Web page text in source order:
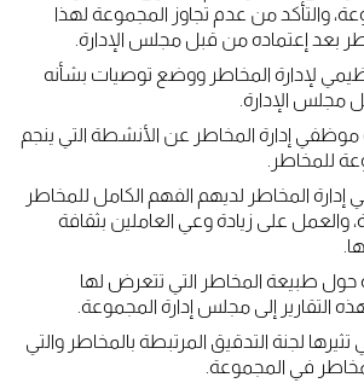
والتأكد من عدم تجاوز المجموعة لهذا
بعد إعتماده من قبل مجلس الإدارة.
لإدارة المخاطر ووضع توصيات بشأنه
مجلس الإدارة.
موظفي إدارة المخاطر عن الأنشطة التي ينجم
للمخاطر.
المخاطر لديهم الفهم الكامل للمخاطر
والعمل على زيادة وعي العاملين بثقافة
حول طبيعة المخاطر التي تتعرض لها
التقارير إلى مجلس إدارة المجموعة.
لجنة التدقيق المرتبطة بالمخاطر والتي
في المجموعة.